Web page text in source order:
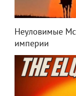
Неуловимые
империи